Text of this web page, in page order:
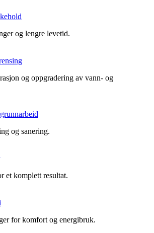
og lengre levetid.
og oppgradering av vann- og
og sanering.
et komplett resultat.
for komfort og energibruk.